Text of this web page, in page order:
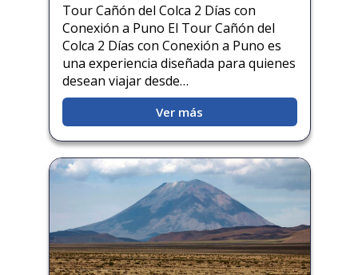
Tour Cañón del Colca 2 Días con
Conexión a Puno El Tour Cañón del
Colca 2 Días con Conexión a Puno es
una experiencia diseñada para quienes
desean viajar desde…
Ver más